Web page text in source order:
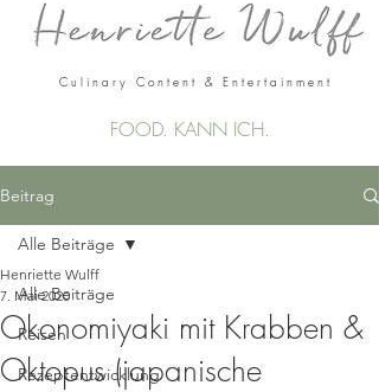
Culinary Content & Entertainment
FOOD. KANN ICH.
Beitrag
Alle Beiträge
Reisen
Rezeptentwicklung
Alle Beiträge
Okonomiyaki mit Krabben &
Oktopus (japanische
Henriette Wulff
7. Mai 2020